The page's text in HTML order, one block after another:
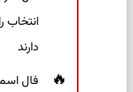
دارند